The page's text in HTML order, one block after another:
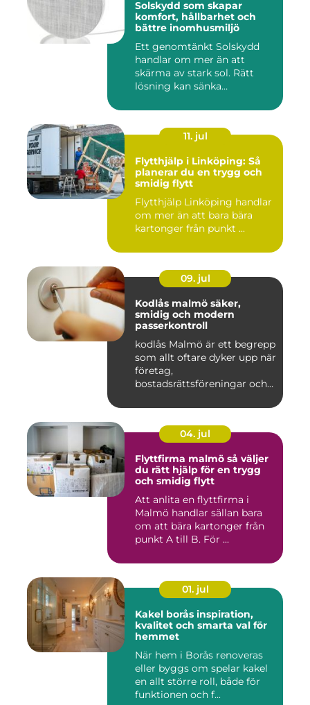
Solskydd som skapar
komfort, hållbarhet och
bättre inomhusmiljö
Ett genomtänkt Solskydd
handlar om mer än att
skärma av stark sol. Rätt
lösning kan sänka
11. jul
Flytthjälp i Linköping: Så
planerar du en trygg och
smidig flytt
Flytthjälp Linköping handlar
om mer än att bara bära
kartonger från punkt ...
09. jul
Kodlås malmö säker,
smidig och modern
passerkontroll
kodlås Malmö är ett begrepp
som allt oftare dyker upp när
företag,
bostadsrättsföreningar och
04. jul
Flyttfirma malmö så väljer
du rätt hjälp för en trygg
och smidig flytt
Att anlita en flyttfirma i
Malmö handlar sällan bara
om att bära kartonger från
punkt A till B. För ...
01. jul
Kakel borås inspiration,
kvalitet och smarta val för
hemmet
När hem i Borås renoveras
eller byggs om spelar kakel
en allt större roll, både för
funktionen och f...